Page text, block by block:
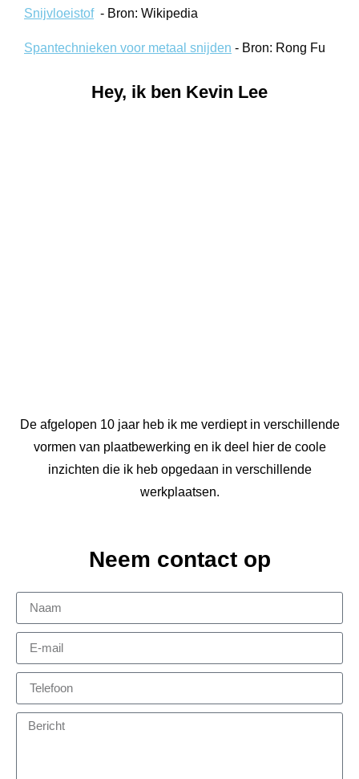
Snijvloeistof- Bron: Wikipedia
Spantechnieken voor metaal snijden - Bron: Rong Fu
Hey, ik ben Kevin Lee
De afgelopen 10 jaar heb ik me verdiept in verschillende
vormen van plaatbewerking en ik deel hier de coole
inzichten die ik heb opgedaan in verschillende
werkplaatsen.
Neem contact op